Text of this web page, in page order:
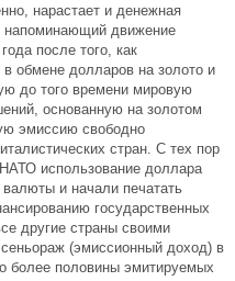
нарастает и денежная
напоминающий движение
после того, как
обмене долларов на золото и
до того времени мировую
основанную на золотом
эмиссию свободно
стран. С тех пор
использование доллара
валюты и начали печатать
государственных
другие страны своими
(эмиссионный доход) в
более половины эмитируемых